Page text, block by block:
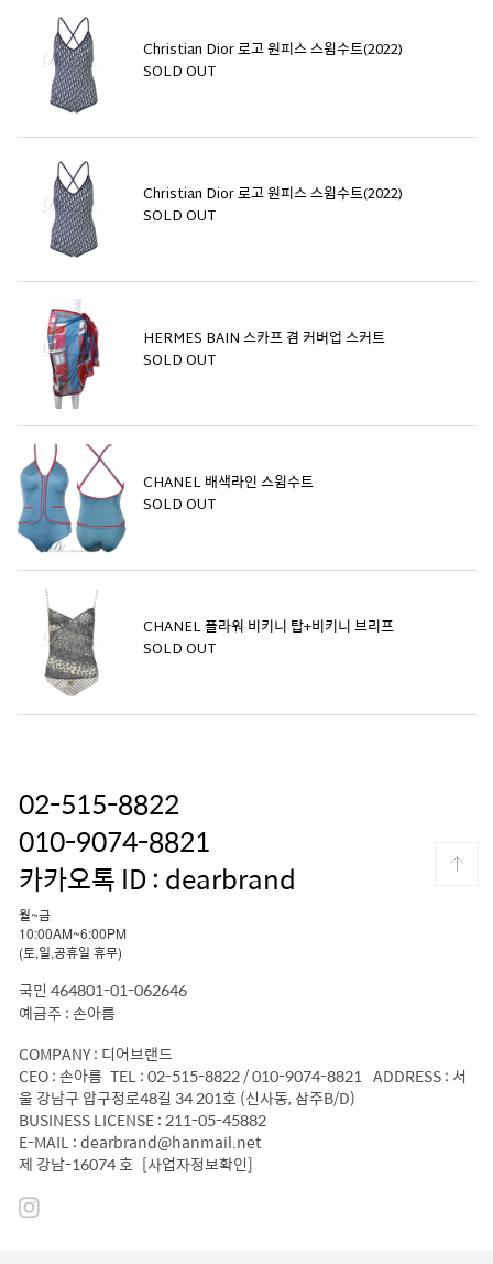
Christian Dior 로고 원피스 스윔수트(2022)
SOLD OUT
Christian Dior 로고 원피스 스윔수트(2022)
SOLD OUT
HERMES BAIN 스카프 겸 커버업 스커트
SOLD OUT
CHANEL 배색라인 스윔수트
SOLD OUT
CHANEL 플라워 비키니 탑+비키니 브리프
SOLD OUT
02-515-8822
010-9074-8821
카카오톡 ID : dearbrand
월~금
10:00AM~6:00PM
(토,일,공휴일 휴무)
국민 464801-01-062646
예금주 : 손아름
COMPANY : 디어브랜드
CEO : 손아름 TEL : 02-515-8822 / 010-9074-8821 ADDRESS : 서
울 강남구 압구정로48길 34 201호 (신사동, 삼주B/D)
BUSINESS LICENSE : 211-05-45882
E-MAIL : dearbrand@hanmail.net
제 강남-16074 호 [사업자정보확인]